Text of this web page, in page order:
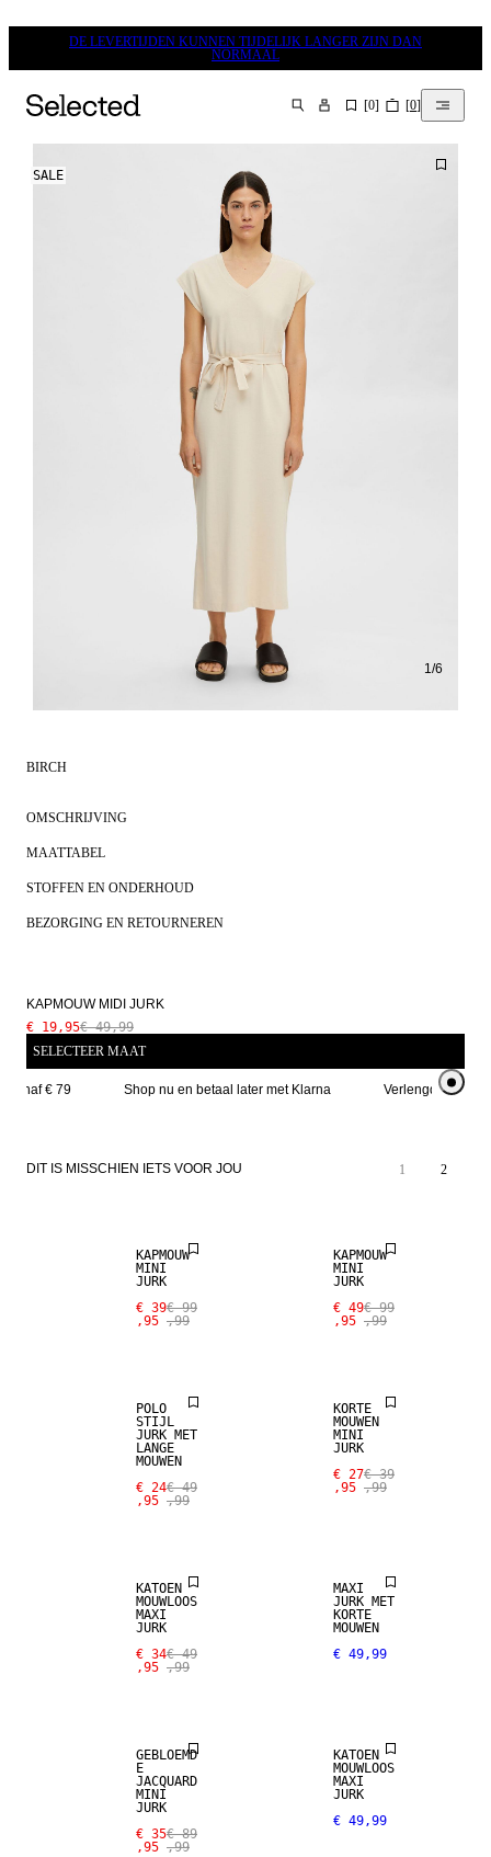
DE LEVERTIJDEN KUNNEN TIJDELIJK LANGER ZIJN DAN
NORMAAL
ZOEKEN [0] [0]
1/6
SALE
BIRCH
OMSCHRIJVING
MAATTABEL
STOFFEN EN ONDERHOUD
BEZORGING EN RETOURNEREN
KAPMOUW MIDI JURK
€ 19,95€ 49,99
SELECTEER MAAT
€ 79 Shop nu en betaal later met Klarna Verlengde
DIT IS MISSCHIEN IETS VOOR JOU 1
2
KAPMOUW
MINI
JURK
€ 39
,95
€ 99
,99
KAPMOUW
MINI
JURK
€ 49
,95
€ 99
,99
POLO
STIJL
JURK MET
LANGE
MOUWEN
€ 24
,95
€ 49
,99
KORTE
MOUWEN
MINI
JURK
€ 27
,95
€ 39
,99
KATOEN
MOUWLOOS
MAXI
JURK
€ 34
,95
€ 49
,99
MAXI
JURK MET
KORTE
MOUWEN
€ 49,99
GEBLOEMD
E
JACQUARD
MINI
JURK
€ 35
,95
€ 89
,99
KATOEN
MOUWLOOS
MAXI
JURK
€ 49,99